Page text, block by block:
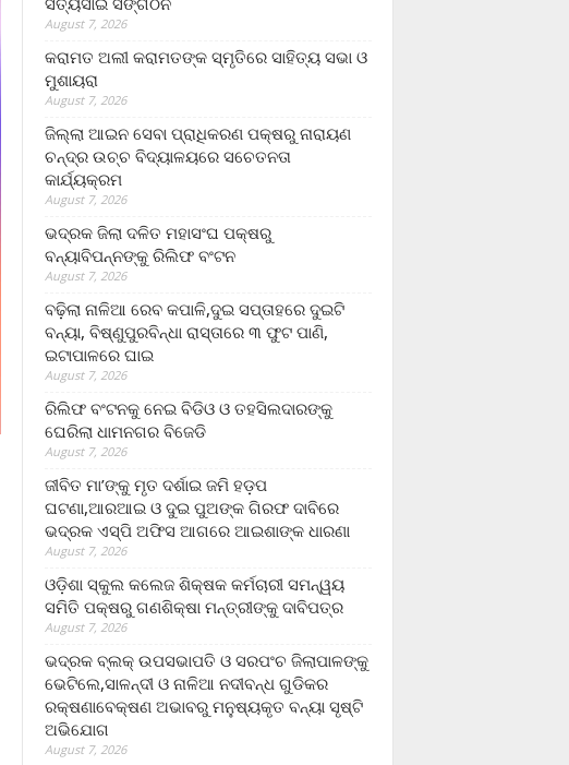
August 7, 2026
କରାମତ ଅଲୀ କରାମତଙ୍କ ସ୍ମୃତିରେ ସାହିତ୍ୟ ସଭା ଓ
ମୁଶାୟରା
August 7, 2026
ଜିଲ୍ଲା ଆଇନ ସେବା ପ୍ରାଧିକରଣ ପକ୍ଷରୁ ନାରାୟଣ
ଚନ୍ଦ୍ର ଉଚ୍ଚ ବିଦ୍ୟାଳୟରେ ସଚେତନତା
କାର୍ଯ୍ୟକ୍ରମ
August 7, 2026
ଭଦ୍ରକ ଜିଲା ଦଳିତ ମହାସଂଘ ପକ୍ଷରୁ
ବନ୍ୟାବିପନ୍ନଙ୍କୁ ରିଲିଫ ବଂଟନ
August 7, 2026
ବଢ଼ିଲା ନାଳିଆ ରେବ କପାଳି,ଦୁଇ ସପ୍ତାହରେ ଦୁଇଟି
ବନ୍ୟା, ବିଷ୍ଣୁପୁରବିନ୍ଧା ରାସ୍ତାରେ ୩ ଫୁଟ ପାଣି,
ଇଟାପାଳରେ ଘାଇ
August 7, 2026
ରିଲିଫ ବଂଟନକୁ ନେଇ ବିଡିଓ ଓ ତହସିଲଦାରଙ୍କୁ
ଘେରିଲା ଧାମନଗର ବିଜେଡି
August 7, 2026
ଜୀବିତ ମା’ଙ୍କୁ ମୃତ ଦର୍ଶାଇ ଜମି ହଡ଼ପ
ଘଟଣା,ଆରଆଇ ଓ ଦୁଇ ପୁଅଙ୍କ ଗିରଫ ଦାବିରେ
ଭଦ୍ରକ ଏସ୍‌ପି ଅଫିସ ଆଗରେ ଆଇଶାଙ୍କ ଧାରଣା
August 7, 2026
ଓଡ଼ିଶା ସ୍କୁଲ କଲେଜ ଶିକ୍ଷକ କର୍ମଚାରୀ ସମନ୍ୱୟ
ସମିତି ପକ୍ଷରୁ ଗଣଶିକ୍ଷା ମନ୍ତ୍ରୀଙ୍କୁ ଦାବିପତ୍ର
August 7, 2026
ଭଦ୍ରକ ବ୍ଲକ୍ ଉପସଭାପତି ଓ ସରପଂଚ ଜିଲାପାଳଙ୍କୁ
ଭେଟିଲେ,ସାଳନ୍ଦୀ ଓ ନାଳିଆ ନଦୀବନ୍ଧ ଗୁଡିକର
ରକ୍ଷଣାବେକ୍ଷଣ ଅଭାବରୁ ମନୁଷ୍ୟକୃତ ବନ୍ୟା ସୃଷ୍ଟି
ଅଭିଯୋଗ
August 7, 2026